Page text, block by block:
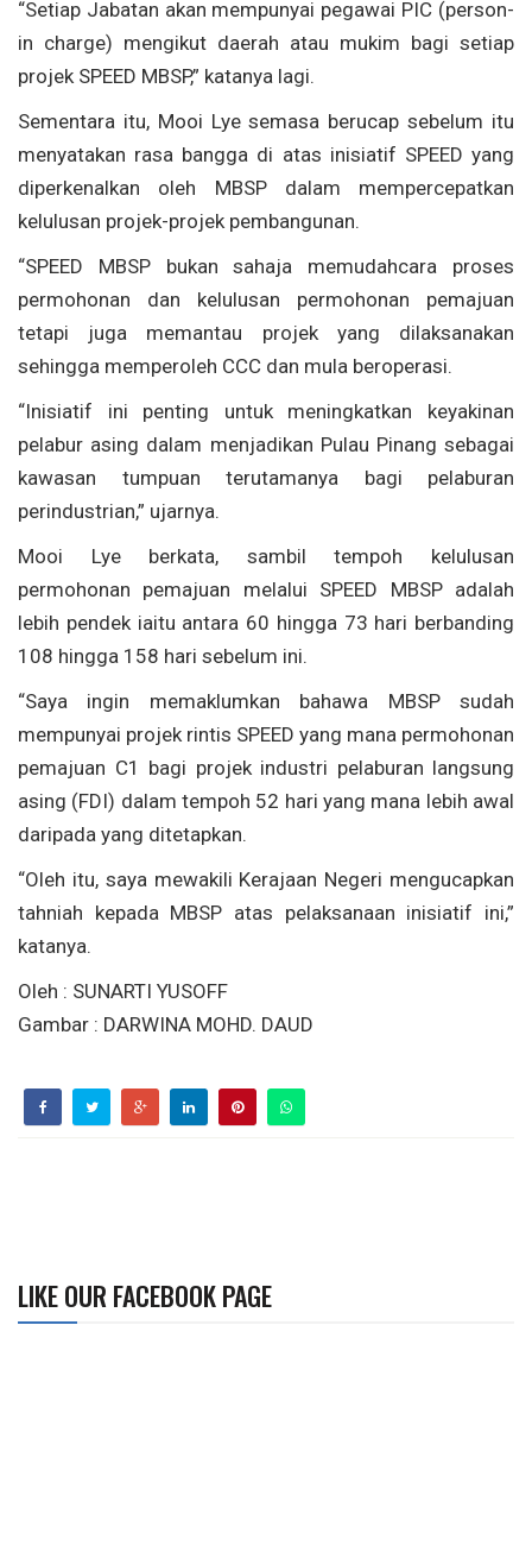
“Setiap Jabatan akan mempunyai pegawai PIC (person-
in charge) mengikut daerah atau mukim bagi setiap
projek SPEED MBSP,” katanya lagi.
Sementara itu, Mooi Lye semasa berucap sebelum itu
menyatakan rasa bangga di atas inisiatif SPEED yang
diperkenalkan oleh MBSP dalam mempercepatkan
kelulusan projek-projek pembangunan.
“SPEED MBSP bukan sahaja memudahcara proses
permohonan dan kelulusan permohonan pemajuan
tetapi juga memantau projek yang dilaksanakan
sehingga memperoleh CCC dan mula beroperasi.
“Inisiatif ini penting untuk meningkatkan keyakinan
pelabur asing dalam menjadikan Pulau Pinang sebagai
kawasan tumpuan terutamanya bagi pelaburan
perindustrian,” ujarnya.
Mooi Lye berkata, sambil tempoh kelulusan
permohonan pemajuan melalui SPEED MBSP adalah
lebih pendek iaitu antara 60 hingga 73 hari berbanding
108 hingga 158 hari sebelum ini.
“Saya ingin memaklumkan bahawa MBSP sudah
mempunyai projek rintis SPEED yang mana permohonan
pemajuan C1 bagi projek industri pelaburan langsung
asing (FDI) dalam tempoh 52 hari yang mana lebih awal
daripada yang ditetapkan.
“Oleh itu, saya mewakili Kerajaan Negeri mengucapkan
tahniah kepada MBSP atas pelaksanaan inisiatif ini,”
katanya.
Oleh : SUNARTI YUSOFF
Gambar : DARWINA MOHD. DAUD
LIKE OUR FACEBOOK PAGE